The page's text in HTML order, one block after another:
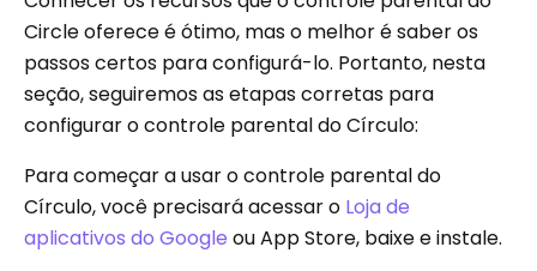
Circle oferece é ótimo, mas o melhor é saber os
passos certos para configurá-lo. Portanto, nesta
seção, seguiremos as etapas corretas para
configurar o controle parental do Círculo:
Para começar a usar o controle parental do
Círculo, você precisará acessar o Loja de
aplicativos do Google ou App Store, baixe e instale.